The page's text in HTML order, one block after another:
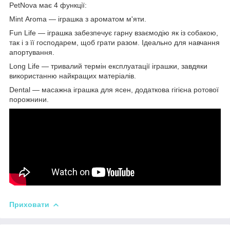
PetNova має 4 функції:
Mint Aroma — іграшка з ароматом м'яти.
Fun Life — іграшка забезпечує гарну взаємодію як із собакою,
так і з її господарем, щоб грати разом. Ідеально для навчання
апортування.
Long Life — тривалий термін експлуатації іграшки, завдяки
використанню найкращих матеріалів.
Dental — масажна іграшка для ясен, додаткова гігієна ротової
порожнини.
Приховати